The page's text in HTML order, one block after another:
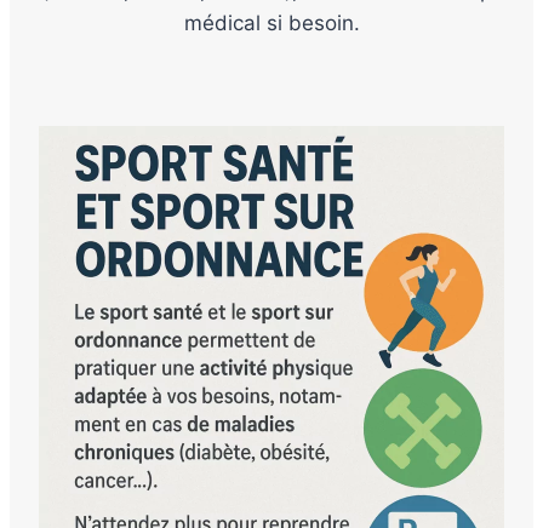
médical si besoin.